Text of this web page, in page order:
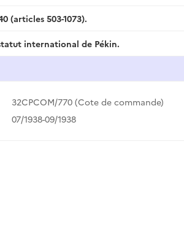
(articles 503-1073).
international de Pékin.
32CPCOM/770 (Cote de commande)
07/1938-09/1938